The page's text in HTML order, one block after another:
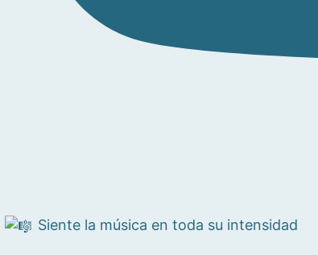
Siente la música en toda su intensidad